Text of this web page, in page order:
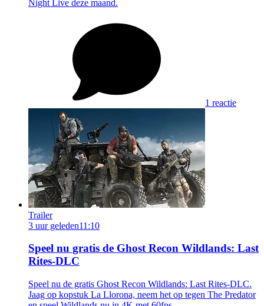
Night Live deze maand.
1 reactie
Trailer
3 uur geleden11:10
Speel nu gratis de Ghost Recon Wildlands: Last
Rites-DLC
Speel nu de gratis Ghost Recon Wildlands: Last Rites-DLC.
Jaag op kopstuk La Llorona, neem het op tegen The Predator